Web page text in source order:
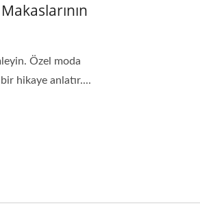
Özel moda
hikaye anlatır....